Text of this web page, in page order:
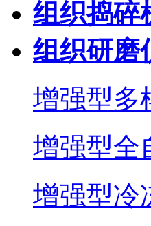
组织捣碎
组织研磨
增强型多
增强型全
增强型冷